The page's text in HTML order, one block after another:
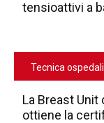
tensioattivi a
Tecnica
La Breast Unit
ottiene la